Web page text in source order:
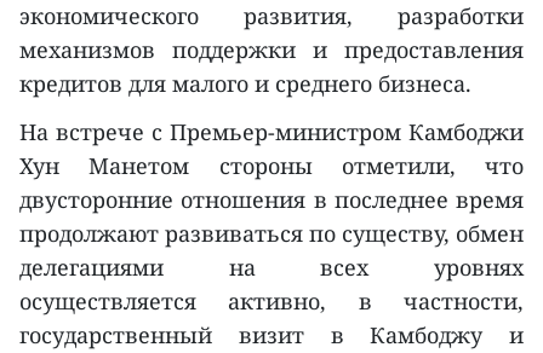
экономического развития, разработки
механизмов поддержки и предоставления
кредитов для малого и среднего бизнеса.
На встрече с Премьер-министром Камбоджи
Хун Манетом стороны отметили, что
двусторонние отношения в последнее время
продолжают развиваться по существу, обмен
делегациями на всех уровнях
осуществляется активно, в частности,
государственный визит в Камбоджу и